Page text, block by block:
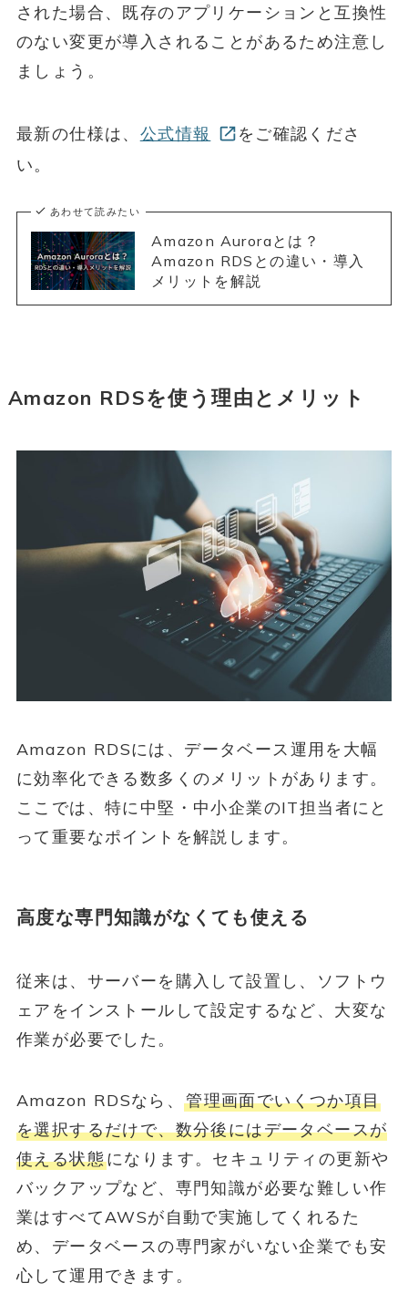
された場合、既存のアプリケーションと互換性
のない変更が導入されることがあるため注意し
ましょう。
最新の仕様は、 公式情報
をご確認くださ
い。
あわせて読みたい
Amazon Auroraとは？
Amazon RDSとの違い・導入
メリットを解説
Amazon RDSを使う理由とメリット
Amazon RDSには、データベース運用を大幅
に効率化できる数多くのメリットがあります。
ここでは、特に中堅・中小企業のIT担当者にと
って重要なポイントを解説します。
高度な専門知識がなくても使える
従来は、サーバーを購入して設置し、ソフトウ
ェアをインストールして設定するなど、大変な
作業が必要でした。
Amazon RDSなら、管理画面でいくつか項目
を選択するだけで、数分後にはデータベースが
使える状態になります。セキュリティの更新や
バックアップなど、専門知識が必要な難しい作
業はすべてAWSが自動で実施してくれるた
め、データベースの専門家がいない企業でも安
心して運用できます。